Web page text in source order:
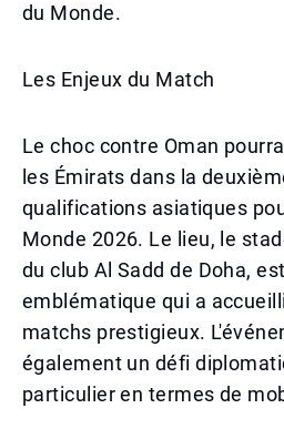
du Monde.
Les Enjeux du Match
Le choc contre Oman
les Émirats dans la
qualifications asiatiques
Monde 2026. Le lieu, le
du club Al Sadd de Doha,
emblématique qui a
matchs prestigieux.
également un défi
particulier en termes de